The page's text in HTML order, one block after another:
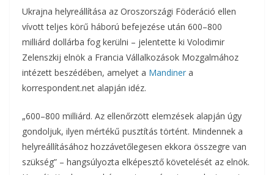
Ukrajna helyreállítása az Oroszországi Föderáció ellen
vívott teljes körű háború befejezése után 600–800
milliárd dollárba fog kerülni – jelentette ki Volodimir
Zelenszkij elnök a Francia Vállalkozások Mozgalmához
intézett beszédében, amelyet a Mandiner a
korrespondent.net alapján idéz.
„600–800 milliárd. Az ellenőrzött elemzések alapján úgy
gondoljuk, ilyen mértékű pusztítás történt. Mindennek a
helyreállításához hozzávetőlegesen ekkora összegre van
szükség” – hangsúlyozta elképesztő követelését az elnök.